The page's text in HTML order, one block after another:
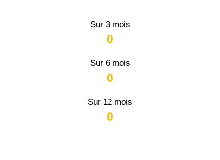
Sur 3 mois
0
Sur 6 mois
0
Sur 12 mois
0